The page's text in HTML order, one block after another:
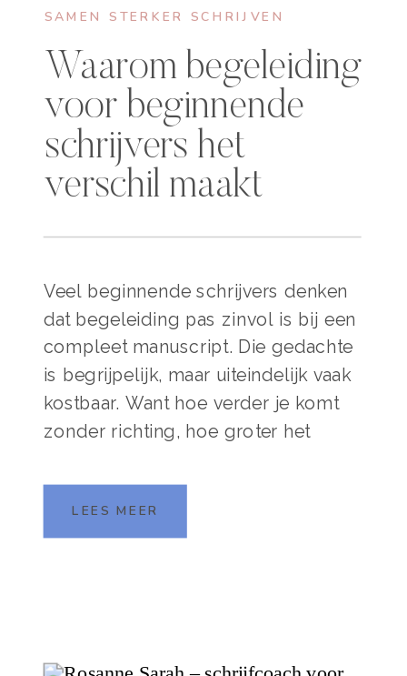
SAMEN STERKER SCHRIJVEN
Waarom begeleiding
voor beginnende
schrijvers het
verschil maakt
Veel beginnende schrijvers denken
dat begeleiding pas zinvol is bij een
compleet manuscript. Die gedachte
is begrijpelijk, maar uiteindelijk vaak
kostbaar. Want hoe verder je komt
zonder richting, hoe groter het
herschrijven. En dat is zonde van je
energie en je schrijfplezier. In dit
blog laat ik je zien […]
LEES MEER